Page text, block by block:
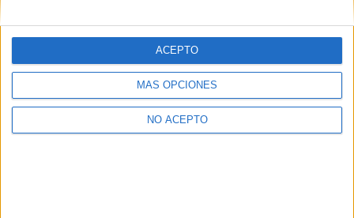
MÁS OPCIONES
NO ACEPTO
ACEPTO
Y como regalo de agradecimiento, por registrarte te daremos
gratis una copia de nuestro ebook con 100 consejos para tu
primer año de universidad